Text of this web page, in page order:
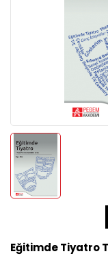
Eğitimde Tiyatro